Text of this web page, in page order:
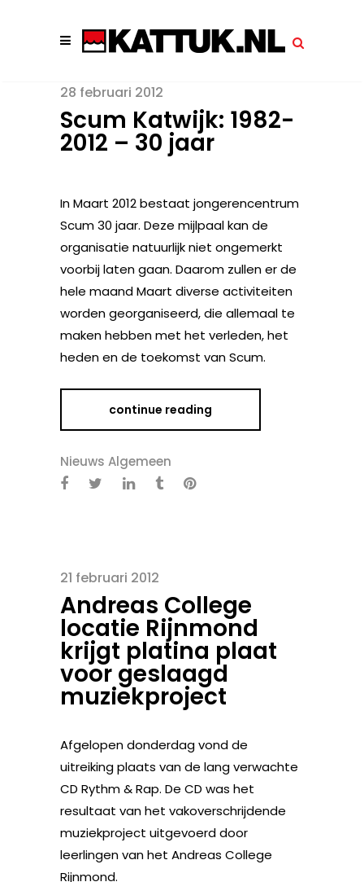
28 februari 2012
Scum Katwijk: 1982-
2012 – 30 jaar
In Maart 2012 bestaat jongerencentrum
Scum 30 jaar. Deze mijlpaal kan de
organisatie natuurlijk niet ongemerkt
voorbij laten gaan. Daarom zullen er de
hele maand Maart diverse activiteiten
worden georganiseerd, die allemaal te
maken hebben met het verleden, het
heden en de toekomst van Scum.
continue reading
Nieuws Algemeen
21 februari 2012
Andreas College
locatie Rijnmond
krijgt platina plaat
voor geslaagd
muziekproject
Afgelopen donderdag vond de
uitreiking plaats van de lang verwachte
CD Rythm & Rap. De CD was het
resultaat van het vakoverschrijdende
muziekproject uitgevoerd door
leerlingen van het Andreas College
Rijnmond.